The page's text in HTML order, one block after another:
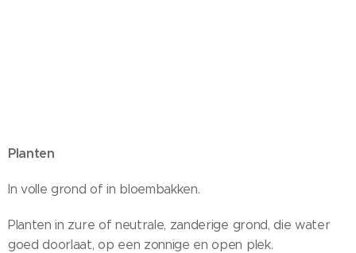
Planten
In volle grond of in bloembakken.
Planten in zure of neutrale, zanderige grond, die water
goed doorlaat, op een zonnige en open plek.